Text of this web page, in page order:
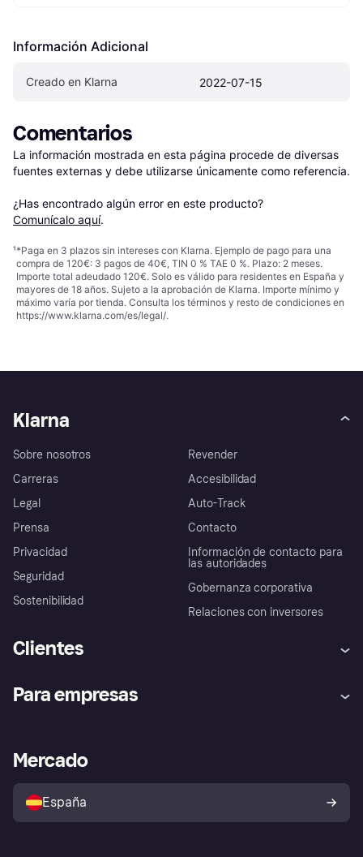
Información Adicional
Creado en Klarna 2022-07-15
Comentarios
La información mostrada en esta página procede de diversas
fuentes externas y debe utilizarse únicamente como referencia.
¿Has encontrado algún error en este producto?
Comunícalo aquí.
¹*Paga en 3 plazos sin intereses con Klarna. Ejemplo de pago para una
compra de 120€: 3 pagos de 40€, TIN 0 % TAE 0 %. Plazo: 2 meses.
Importe total adeudado 120€. Solo es válido para residentes en España y
mayores de 18 años. Sujeto a la aprobación de Klarna. Importe mínimo y
máximo varía por tienda. Consulta los términos y resto de condiciones en
https://www.klarna.com/es/legal/.
Klarna
Sobre nosotros
Carreras
Legal
Prensa
Privacidad
Seguridad
Sostenibilidad
Revender
Accesibilidad
Auto-Track
Contacto
Información de contacto para
las autoridades
Gobernanza corporativa
Relaciones con inversores
Clientes
Inicio de sesión
Directorio de tiendas
Política de protección al
comprador de Klarna
Reclamaciones
Para empresas
Acceso empresas
Mercado
España